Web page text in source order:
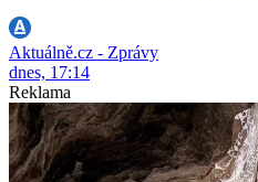
Aktuálně.cz - Zprávy
dnes, 17:14
Reklama